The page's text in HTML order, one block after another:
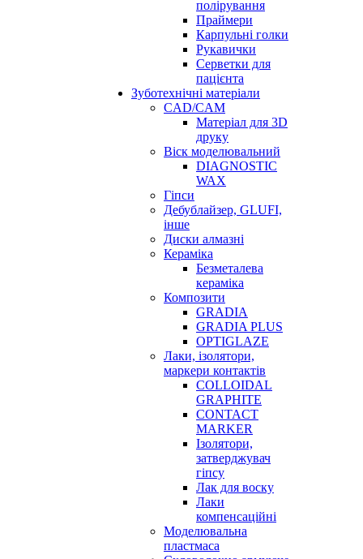
полірування
Праймери
Карпульні голки
Рукавички
Серветки для
пацієнта
Зуботехнічні матеріали
CAD/CAM
Матеріал для 3D
друку
Віск моделювальний
DIAGNOSTIC
WAX
Гіпси
Дебублайзер, GLUFI,
інше
Диски алмазні
Кераміка
Безметалева
кераміка
Композити
GRADIA
GRADIA PLUS
OPTIGLAZE
Лаки, ізолятори,
маркери контактів
COLLOIDAL
GRAPHITE
CONTACT
MARKER
Ізолятори,
затверджувач
гіпсу
Лак для воску
Лаки
компенсаційні
Моделювальна
пластмаса